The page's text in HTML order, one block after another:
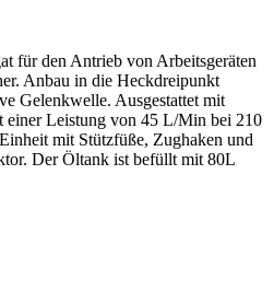
für den Antrieb von Arbeitsgeräten
Anbau in die Heckdreipunkt
Gelenkwelle. Ausgestattet mit
einer Leistung von 45 L/Min bei 210
mit Stützfüße, Zughaken und
Der Öltank ist befüllt mit 80L